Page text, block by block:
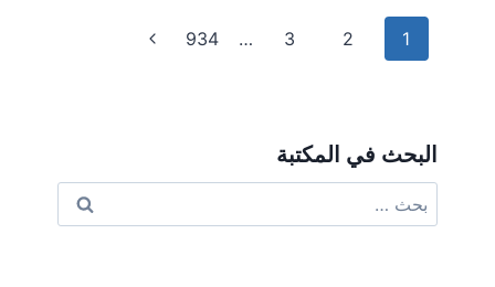
تنقل
1
2
3
…
934
الصفحة
البحث في المكتبة
عن: